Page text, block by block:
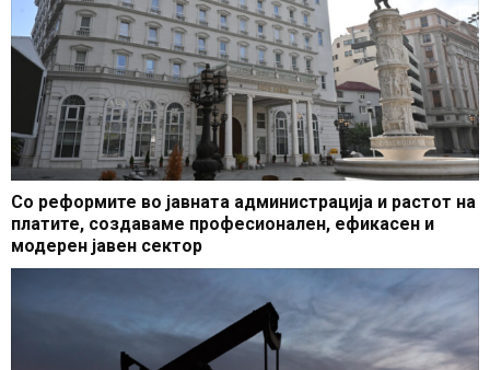
Со реформите во јавната администрација и растот на
платите, создаваме професионален, ефикасен и
модерен јавен сектор